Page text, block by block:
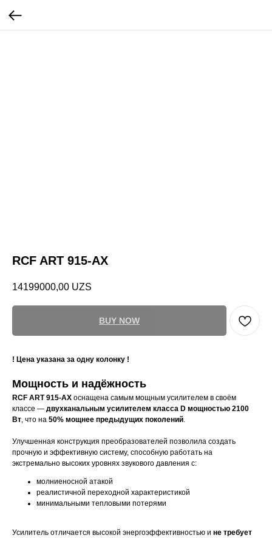
RCF ART 915-AX
14199000,00 UZS
BUY NOW
! Цена указана за одну колонку !
Мощность и надёжность
RCF ART 915-AX оснащена самым мощным усилителем в своём
классе — двухканальным усилителем класса D мощностью 2100
Вт, что на 50% мощнее предыдущих поколений.
Улучшенная конструкция преобразователей позволила создать
прочную и эффективную систему, способную работать на
экстремально высоких уровнях звукового давления с:
молниеносной атакой
реалистичной переходной характеристикой
минимальными тепловыми потерями
Усилитель отличается высокой энергоэффективностью и не требует